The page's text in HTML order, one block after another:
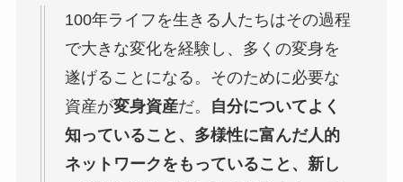
100年ライフを生きる人たちはその過程
で大きな変化を経験し、多くの変身を
遂げることになる。そのために必要な
資産が変身資産だ。
自分についてよく
知っていること、多様性に富んだ人的
ネットワークをもっていること、新し